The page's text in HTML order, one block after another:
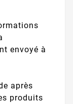
envoyé à
après
produits